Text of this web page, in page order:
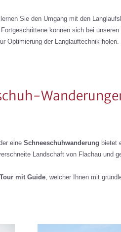
lernen Sie den Umgang mit den
können sich bei unseren
Optimierung der Langlauftechnik holen.
eine Schneeschuhwanderung bietet
Landschaft von Flachau und
mit Guide, welcher Ihnen mit